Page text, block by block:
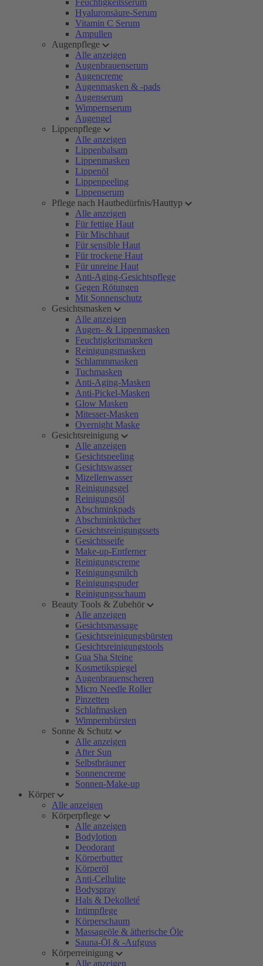
Feuchtigkeitsserum
Hyaluronsäure-Serum
Vitamin C Serum
Ampullen
Augenpflege
Alle anzeigen
Augenbrauenserum
Augencreme
Augenmasken & -pads
Augenserum
Wimpernserum
Augengel
Lippenpflege
Alle anzeigen
Lippenbalsam
Lippenmasken
Lippenöl
Lippenpeeling
Lippenserum
Pflege nach Hautbedürfnis/Hauttyp
Alle anzeigen
Für fettige Haut
Für Mischhaut
Für sensible Haut
Für trockene Haut
Für unreine Haut
Anti-Aging-Gesichtspflege
Gegen Rötungen
Mit Sonnenschutz
Gesichtsmasken
Alle anzeigen
Augen- & Lippenmasken
Feuchtigkeitsmasken
Reinigungsmasken
Schlammmasken
Tuchmasken
Anti-Aging-Masken
Anti-Pickel-Masken
Glow Masken
Mitesser-Masken
Overnight Maske
Gesichtsreinigung
Alle anzeigen
Gesichtspeeling
Gesichtswasser
Mizellenwasser
Reinigungsgel
Reinigungsöl
Abschminkpads
Abschminktücher
Gesichtsreinigungssets
Gesichtsseife
Make-up-Entferner
Reinigungscreme
Reinigungsmilch
Reinigungspuder
Reinigungsschaum
Beauty Tools & Zubehör
Alle anzeigen
Gesichtsmassage
Gesichtsreinigungsbürsten
Gesichtsreinigungstools
Gua Sha Steine
Kosmetikspiegel
Augenbrauenscheren
Micro Needle Roller
Pinzetten
Schlafmasken
Wimpernbürsten
Sonne & Schutz
Alle anzeigen
After Sun
Selbstbräuner
Sonnencreme
Sonnen-Make-up
Körper
Alle anzeigen
Körperpflege
Alle anzeigen
Bodylotion
Deodorant
Körperbutter
Körperöl
Anti-Cellulite
Bodyspray
Hals & Dekolleté
Intimpflege
Körperschaum
Massageöle & ätherische Öle
Sauna-Öl & -Aufguss
Körperreinigung
Alle anzeigen